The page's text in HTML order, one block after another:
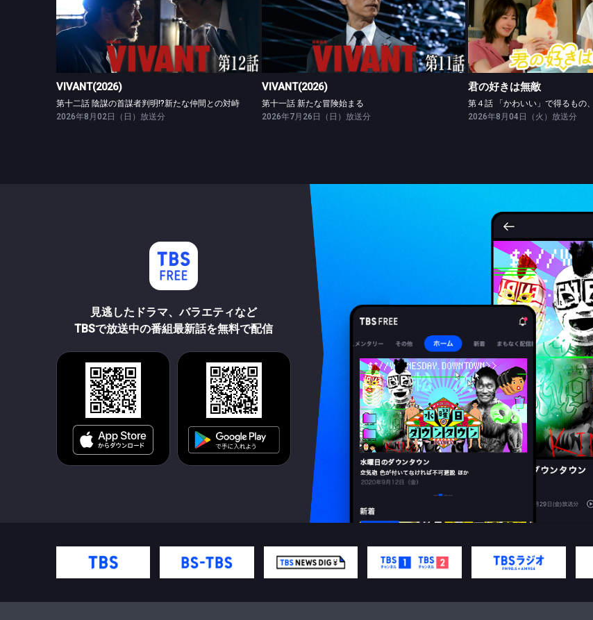
VIVANT(2026)
第十二話 陰謀の首謀者判明!?新たな仲間との対峙
VIVANT(2026)
第十二話 陰謀の首謀者判明!?新たな仲間との対峙
2026年8月02日（日）放送分
VIVANT(2026)
第十一話 新たな冒険始まる
VIVANT(2026)
第十一話 新たな冒険始まる
2026年7月26日（日）放送分
君の好きは無敵
君の好きは無敵
2026年8月04日（火）放送分
見逃したドラマ、バラエティなど
TBSで放送中の番組最新話を無料で配信